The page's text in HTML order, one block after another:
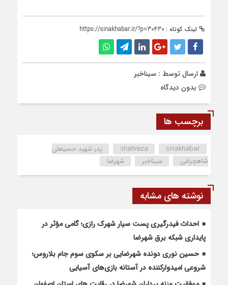
لینک کوتاه : https://sinakhabar.ir/?p=30430
ارسال توسط : سیناخبر
بدون دیدگاه
برچسب ها
shahreza sinakhabar
پدر شهید حسینعلی
شاهچراغی
سیناخبر شهرضا
نوشته های مشابه
احداث فیدرگیری پست سیار شهرک رازی؛ گامی مؤثر در
پایداری شبکه برق شهرضا
حسین نوری دونده شهرضایی بر سکوی سوم جام بلاروس؛
شروعی امیدوارکننده در آستانه بازی‌های آسیایی